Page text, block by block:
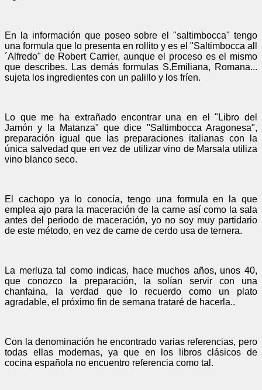
En la información que poseo sobre el "saltimbocca" tengo
una formula que lo presenta en rollito y es el "Saltimbocca all
´Alfredo" de Robert Carrier, aunque el proceso es el mismo
que describes. Las demás formulas S.Emiliana, Romana...
sujeta los ingredientes con un palillo y los fríen.
Lo que me ha extrañado encontrar una en el "Libro del
Jamón y la Matanza" que dice "Saltimbocca Aragonesa",
preparación igual que las preparaciones italianas con la
única salvedad que en vez de utilizar vino de Marsala utiliza
vino blanco seco.
El cachopo ya lo conocía, tengo una formula en la que
emplea ajo para la maceración de la carne así como la sala
antes del periodo de maceración, yo no soy muy partidario
de este método, en vez de carne de cerdo usa de ternera.
La merluza tal como indicas, hace muchos años, unos 40,
que conozco la preparación, la solían servir con una
chanfaina, la verdad que lo recuerdo como un plato
agradable, el próximo fin de semana trataré de hacerla..
Con la denominación he encontrado varias referencias, pero
todas ellas modernas, ya que en los libros clásicos de
cocina española no encuentro referencia como tal.